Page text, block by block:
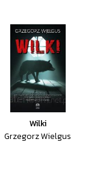
Wilki
Grzegorz Wielgus